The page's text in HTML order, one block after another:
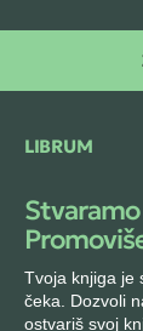
LIBRUM
Tvoja knjiga je
čeka. Dozvoli
ostvariš svoj